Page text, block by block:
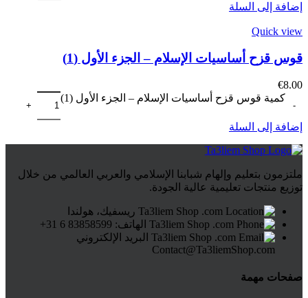
إضافة إلى السلة
Quick view
قوس قزح أساسيات الإسلام – الجزء الأول (1)
€8.00
كمية قوس قزح أساسيات الإسلام – الجزء الأول (1)
إضافة إلى السلة
ملتزمون بتعليم وإلهام شبابنا الإسلامي والعربي العالمي من خلال
توزيع منتجات تعليمية عالية الجودة.
ريسفيك، هولندا
الهاتف: 83858599 6 31+
البريد الإلكتروني
Contact@Ta3liemShop.com
صفحات مهمة